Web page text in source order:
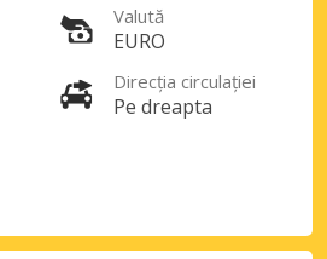
Valută
EURO
Direcția circulației
Pe dreapta